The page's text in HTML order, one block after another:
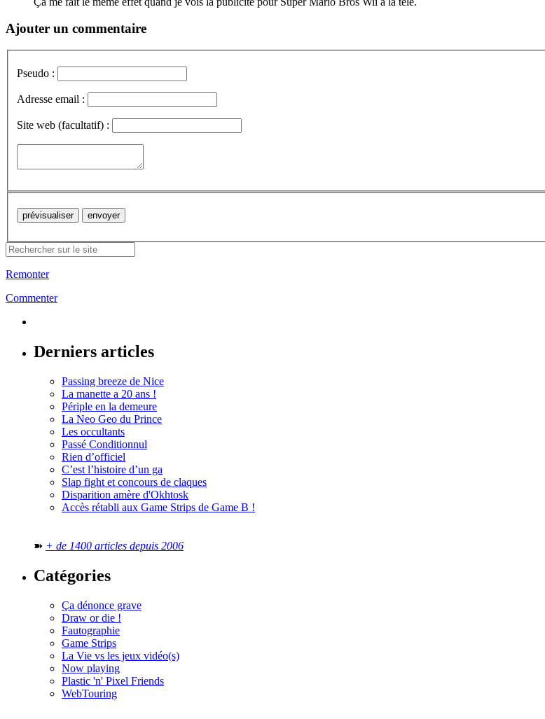
Ajouter un commentaire
Pseudo :
Adresse email :
Site web (facultatif) :
Remonter
Commenter
Derniers articles
Passing breeze de Nice
La manette a 20 ans !
Périple en la demeure
La Neo Geo du Prince
Les occultants
Passé Conditionnul
Rien d’officiel
C’est l’histoire d’un ga
Slap fight et concours de claques
Disparition amère d'Okhtosk
Accès rétabli aux Game Strips de Game B !
➽ + de 1400 articles depuis 2006
Catégories
Ça dénonce grave
Draw or die !
Fautographie
Game Strips
La Vie vs les jeux vidéo(s)
Now playing
Plastic 'n' Pixel Friends
WebTouring